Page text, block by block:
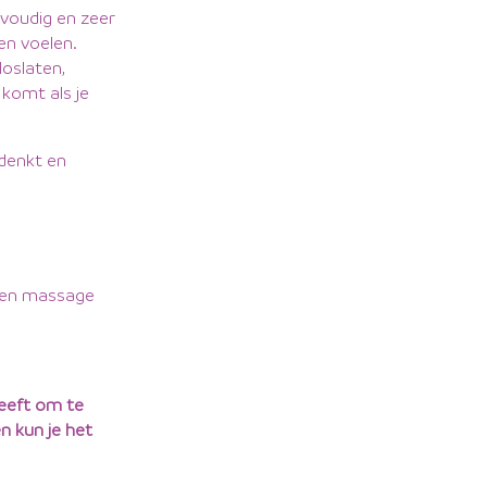
en zeer
voelen.
als je
en
massage
om te
kun je het